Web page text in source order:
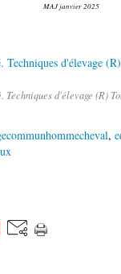
MAJ janvier 2025
Techniques d'élevage (R)
,